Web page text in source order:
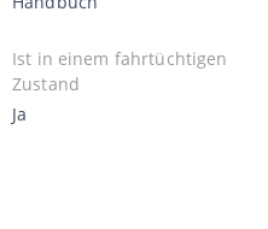
Ist in einem fahrtüchtigen
Zustand
Ja